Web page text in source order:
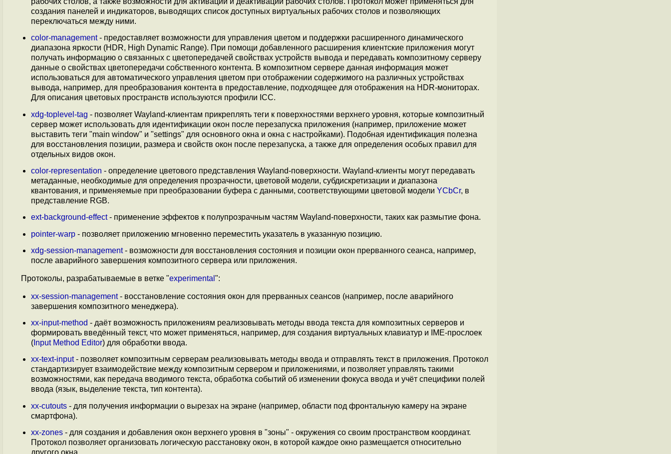
создания панелей и индикаторов, выводящих список доступных виртуальных рабочих столов и позволяющих
переключаться между ними.
color-management- предоставляет возможности для управления цветом и поддержки расширенного динамического
диапазона яркости (HDR, High Dynamic Range). При помощи добавленного расширения клиентские приложения могут
получать информацию о связанных с цветопередачей свойствах устройств вывода и передавать композитному серверу
данные о свойствах цветопередачи собственного контента. В композитном сервере данная информация может
использоваться для автоматического управления цветом при отображении содержимого на различных устройствах
вывода, например, для преобразования контента в предоставление, подходящее для отображения на HDR-мониторах.
Для описания цветовых пространств используются профили ICC.
xdg-toplevel-tag - позволяет Wayland-клиентам прикреплять теги к поверхностями верхнего уровня, которые композитный
сервер может использовать для идентификации окон после перезапуска приложения (например, приложение может
выставить теги "main window" и "settings" для основного окна и окна с настройками). Подобная идентификация полезна
для восстановления позиции, размера и свойств окон после перезапуска, а также для определения особых правил для
отдельных видов окон.
color-representation - определение цветового представления Wayland-поверхности. Wayland-клиенты могут передавать
метаданные, необходимые для определения прозрачности, цветовой модели, субдискретизации и диапазона
квантования, и применяемые при преобразовании буфера с данными, соответствующими цветовой модели YCbCr, в
представление RGB.
ext-background-effect- применение эффектов к полупрозрачным частям Wayland-поверхности, таких как размытие фона.
pointer-warp - позволяет приложению мгновенно переместить указатель в указанную позицию.
xdg-session-management- возможности для восстановления состояния и позиции окон прерванного сеанса, например,
после аварийного завершения композитного сервера или приложения.
Протоколы, разрабатываемые в ветке "experimental ":
xx-session-management- восстановление состояния окон для прерванных сеансов (например, после аварийного
завершения композитного менеджера).
xx-input-method - даёт возможность приложениям реализовывать методы ввода текста для композитных серверов и
формировать введённый текст, что может применяться, например, для создания виртуальных клавиатур и IME-прослоек
( Input Method Editor) для обработки ввода.
xx-text-input- позволяет композитным серверам реализовывать методы ввода и отправлять текст в приложения. Протокол
стандартизирует взаимодействие между композитным сервером и приложениями, и позволяет управлять такими
возможностями, как передача вводимого текста, обработка событий об изменении фокуса ввода и учёт специфики полей
ввода (язык, выделение текста, тип контента).
xx-cutouts - для получения информации о вырезах на экране (например, области под фронтальную камеру на экране
смартфона).
xx-zones - для создания и добавления окон верхнего уровня в "зоны" - окружения со своим пространством координат.
Протокол позволяет организовать логическую расстановку окон, в которой каждое окно размещается относительно